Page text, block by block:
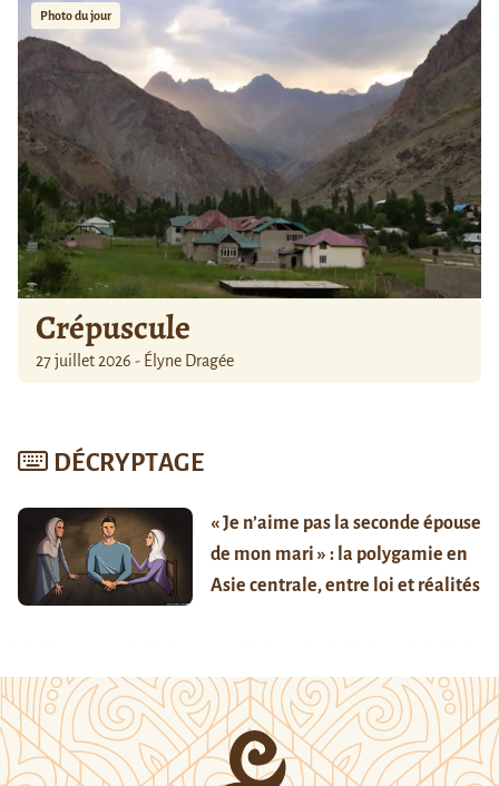
Photo du jour
Crépuscule
27 juillet 2026 - Élyne Dragée
DÉCRYPTAGE
« Je n’aime pas la seconde épouse
de mon mari » : la polygamie en
Asie centrale, entre loi et réalités